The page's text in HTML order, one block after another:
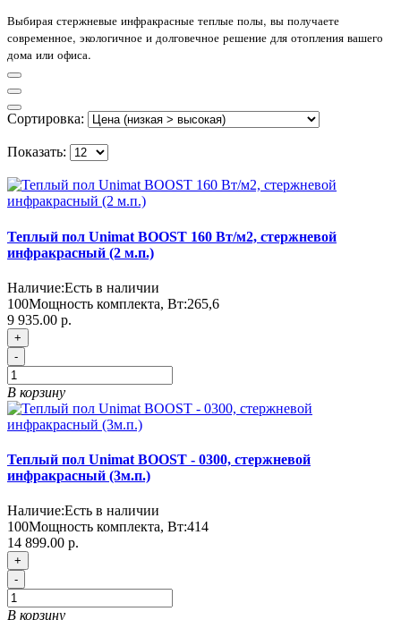
Выбирая стержневые инфракрасные теплые полы, вы получаете
современное, экологичное и долговечное решение для отопления вашего
дома или офиса.
Сортировка:
Показать:
Теплый пол Unimat BOOST 160 Вт/м2, стержневой
инфракрасный (2 м.п.)
Наличие:Есть в наличии
100Мощность комплекта, Вт:265,6
9 935.00 р.
+
-
В корзину
Теплый пол Unimat BOOST - 0300, стержневой
инфракрасный (3м.п.)
Наличие:Есть в наличии
100Мощность комплекта, Вт:414
14 899.00 р.
+
-
В корзину